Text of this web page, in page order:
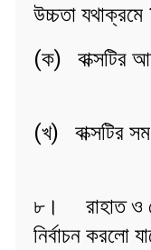
উচ্চতা
(ক)
(খ) বাক্সটির
৮। রাহাত ও
নির্বাচন করলো